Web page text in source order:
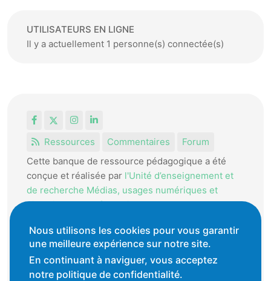
UTILISATEURS EN LIGNE
Il y a actuellement 1 personne(s) connectée(s)
FacebookInstagram
LinkedIn
Ressources
Commentaires
Forum
Cette banque de ressource pédagogique a été
conçue et réalisée par l'Unité d’enseignement et
de recherche Médias, usages numériques et
didactique de l’Informatique.
La HEP-VD met cet outil à disposition des
enseignantes et enseignants vaudois pour
favoriser l'échange de ressources pédagogiques.
Nous utilisons les cookies pour vous garantir
une meilleure expérience sur notre site.
En continuant à naviguer, vous acceptez
notre politique de confidentialité.